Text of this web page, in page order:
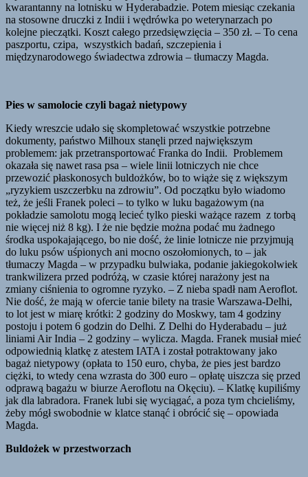
kwarantanny na lotnisku w Hyderabadzie. Potem miesiąc czekania
na stosowne druczki z Indii i wędrówka po weterynarzach po
kolejne pieczątki. Koszt całego przedsięwzięcia – 350 zł. – To cena
paszportu, czipa, wszystkich badań, szczepienia i
międzynarodowego świadectwa zdrowia – tłumaczy Magda.
Pies w samolocie czyli bagaż nietypowy
Kiedy wreszcie udało się skompletować wszystkie potrzebne
dokumenty, państwo Milhoux stanęli przed największym
problemem: jak przetransportować Franka do Indii. Problemem
okazała się nawet rasa psa – wiele linii lotniczych nie chce
przewozić płaskonosych buldożków, bo to wiąże się z większym
„ryzykiem uszczerbku na zdrowiu”. Od początku było wiadomo
też, że jeśli Franek poleci – to tylko w luku bagażowym (na
pokładzie samolotu mogą lecieć tylko pieski ważące razem z torbą
nie więcej niż 8 kg). I że nie będzie można podać mu żadnego
środka uspokajającego, bo nie dość, że linie lotnicze nie przyjmują
do luku psów uśpionych ani mocno oszołomionych, to – jak
tłumaczy Magda – w przypadku bulwiaka, podanie jakiegokolwiek
trankwilizera przed podróżą, w czasie której narażony jest na
zmiany ciśnienia to ogromne ryzyko. – Z nieba spadł nam Aeroflot.
Nie dość, że mają w ofercie tanie bilety na trasie Warszawa-Delhi,
to lot jest w miarę krótki: 2 godziny do Moskwy, tam 4 godziny
postoju i potem 6 godzin do Delhi. Z Delhi do Hyderabadu – już
liniami Air India – 2 godziny – wylicza. Magda. Franek musiał mieć
odpowiednią klatkę z atestem IATA i został potraktowany jako
bagaż nietypowy (opłata to 150 euro, chyba, że pies jest bardzo
ciężki, to wtedy cena wzrasta do 300 euro – opłatę uiszcza się przed
odprawą bagażu w biurze Aeroflotu na Okęciu). – Klatkę kupiliśmy
jak dla labradora. Franek lubi się wyciągać, a poza tym chcieliśmy,
żeby mógł swobodnie w klatce stanąć i obrócić się – opowiada
Magda.
Buldożek w przestworzach